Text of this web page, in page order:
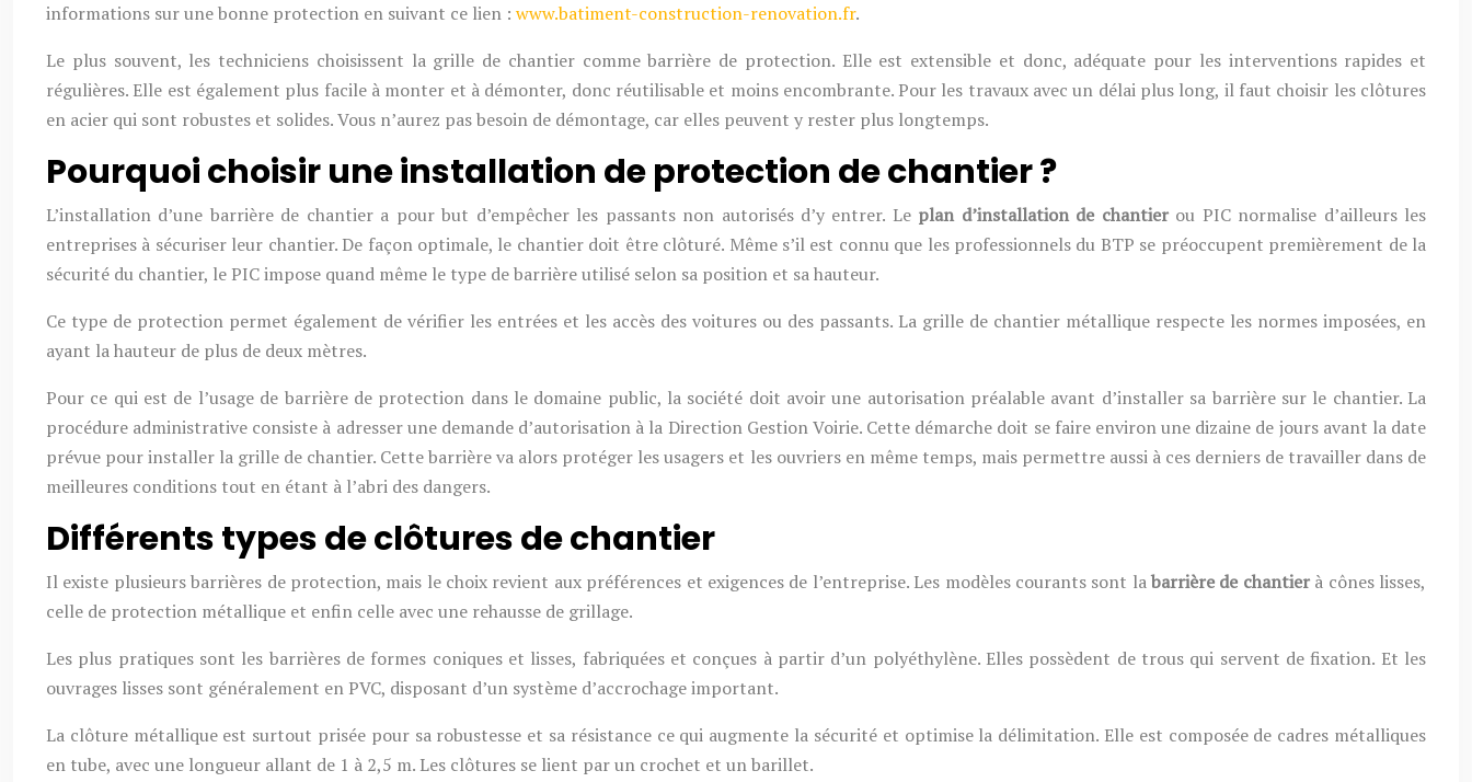
informations sur une bonne protection en suivant ce lien : www.batiment-construction-renovation.fr.
Le plus souvent, les techniciens choisissent la grille de chantier comme barrière de protection. Elle est extensible et donc, adéquate pour les interventions rapides et
régulières. Elle est également plus facile à monter et à démonter, donc réutilisable et moins encombrante. Pour les travaux avec un délai plus long, il faut choisir les clôtures
en acier qui sont robustes et solides. Vous n’aurez pas besoin de démontage, car elles peuvent y rester plus longtemps.
Pourquoi choisir une installation de protection de chantier ?
L’installation d’une barrière de chantier a pour but d’empêcher les passants non autorisés d’y entrer. Le plan d’installation de chantierou PIC normalise d’ailleurs les
entreprises à sécuriser leur chantier. De façon optimale, le chantier doit être clôturé. Même s’il est connu que les professionnels du BTP se préoccupent premièrement de la
sécurité du chantier, le PIC impose quand même le type de barrière utilisé selon sa position et sa hauteur.
Ce type de protection permet également de vérifier les entrées et les accès des voitures ou des passants. La grille de chantier métallique respecte les normes imposées, en
ayant la hauteur de plus de deux mètres.
Pour ce qui est de l’usage de barrière de protection dans le domaine public, la société doit avoir une autorisation préalable avant d’installer sa barrière sur le chantier. La
procédure administrative consiste à adresser une demande d’autorisation à la Direction Gestion Voirie. Cette démarche doit se faire environ une dizaine de jours avant la date
prévue pour installer la grille de chantier. Cette barrière va alors protéger les usagers et les ouvriers en même temps, mais permettre aussi à ces derniers de travailler dans de
meilleures conditions tout en étant à l’abri des dangers.
Différents types de clôtures de chantier
Il existe plusieurs barrières de protection, mais le choix revient aux préférences et exigences de l’entreprise. Les modèles courants sont labarrière de chantierà cônes lisses,
celle de protection métallique et enfin celle avec une rehausse de grillage.
Les plus pratiques sont les barrières de formes coniques et lisses, fabriquées et conçues à partir d’un polyéthylène. Elles possèdent de trous qui servent de fixation. Et les
ouvrages lisses sont généralement en PVC, disposant d’un système d’accrochage important.
La clôture métallique est surtout prisée pour sa robustesse et sa résistance ce qui augmente la sécurité et optimise la délimitation. Elle est composée de cadres métalliques
en tube, avec une longueur allant de 1 à 2,5 m. Les clôtures se lient par un crochet et un barillet.